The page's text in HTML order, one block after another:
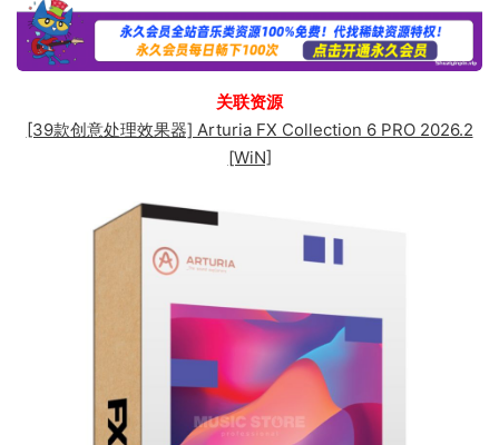
关联资源
[39款创意处理效果器] Arturia FX Collection 6 PRO 2026.2
[WiN]